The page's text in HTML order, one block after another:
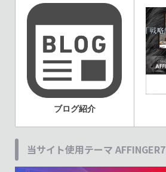
ブログ紹介
当サイト使用テーマ AFFINGER7